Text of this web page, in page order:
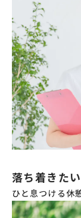
落ち着きた
ひと息つける休